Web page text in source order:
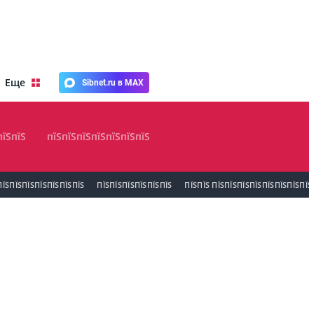
Еще Sibnet.ru в MAX
пїЅпїЅпїЅпїЅпїЅпїЅпїЅ
ПЇЅПЇЅПЇЅПЇЅПЇЅПЇЅ ПЇЅПЇЅ